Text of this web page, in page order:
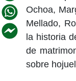
Ochoa,
Mellado,
la historia
de
sobre